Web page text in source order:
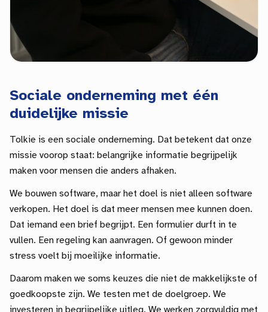
Sociale onderneming met één
duidelijke missie
Tolkie is een sociale onderneming. Dat betekent dat onze
missie voorop staat: belangrijke informatie begrijpelijk
maken voor mensen die anders afhaken.
We bouwen software, maar het doel is niet alleen software
verkopen. Het doel is dat meer mensen mee kunnen doen.
Dat iemand een brief begrijpt. Een formulier durft in te
vullen. Een regeling kan aanvragen. Of gewoon minder
stress voelt bij moeilijke informatie.
Daarom maken we soms keuzes die niet de makkelijkste of
goedkoopste zijn. We testen met de doelgroep. We